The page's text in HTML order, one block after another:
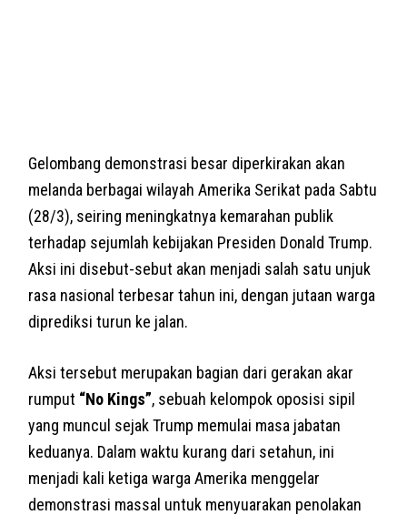
Gelombang demonstrasi besar diperkirakan akan
melanda berbagai wilayah Amerika Serikat pada Sabtu
(28/3), seiring meningkatnya kemarahan publik
terhadap sejumlah kebijakan Presiden Donald Trump.
Aksi ini disebut-sebut akan menjadi salah satu unjuk
rasa nasional terbesar tahun ini, dengan jutaan warga
diprediksi turun ke jalan.
Aksi tersebut merupakan bagian dari gerakan akar
rumput “No Kings”, sebuah kelompok oposisi sipil
yang muncul sejak Trump memulai masa jabatan
keduanya. Dalam waktu kurang dari setahun, ini
menjadi kali ketiga warga Amerika menggelar
demonstrasi massal untuk menyuarakan penolakan